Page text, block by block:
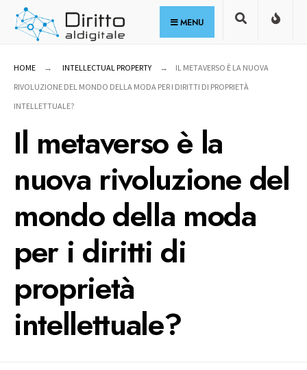
Skip
MENU
HOME INTELLECTUAL PROPERTY
IL METAVERSO È LA NUOVA
RIVOLUZIONE DEL MONDO DELLA MODA PER I DIRITTI DI PROPRIETÀ
INTELLETTUALE?
Il metaverso è la
nuova rivoluzione del
mondo della moda
per i diritti di
proprietà
intellettuale?